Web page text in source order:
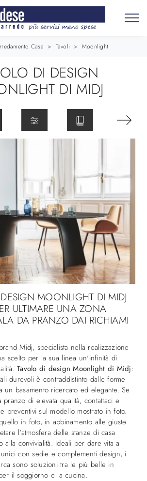
Casa > Tavoli > Moonlight
DI DESIGN
DI MIDJ
MOONLIGHT DI MIDJ
ULTIMARE UNA ZONA
DA PRANZO DAI RICHIAMI
Midj, specialista nella realizzazione
scelto per la sua linea un'infinità di
Tavolo di design Moonlight di Midj:
durevoli è contraddistinto dalle forme
basamento ricercato ed elegante. Se
di elevata qualità, contattaci e
preventivi sul modello mostrato in foto.
in foto, in abbinamento alle giuste
l'atmosfera delle stanze di casa
alla convivialità. Ideali per dare vita a
con sedie e complementi design, i
sono soluzioni tra le più belle in
il soggiorno e la cucina.